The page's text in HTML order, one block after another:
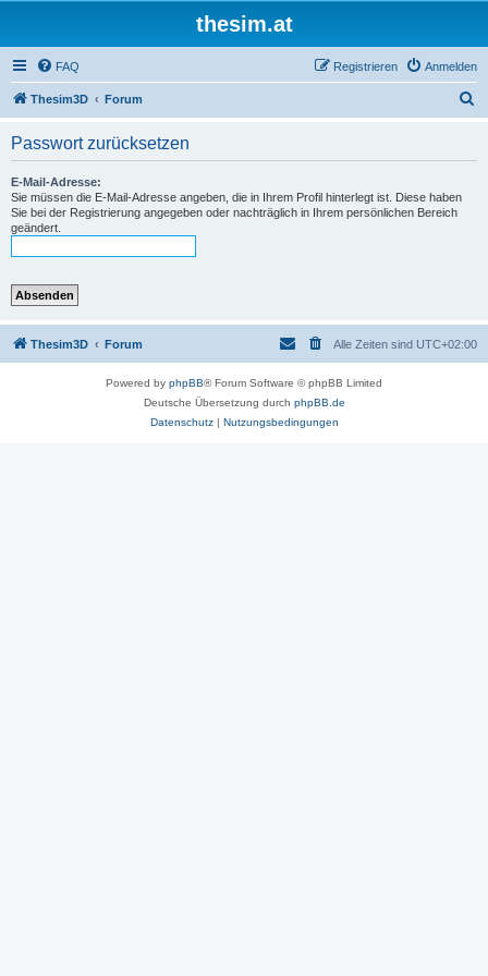
thesim.at
FAQ Anmelden
Registrieren
Thesim3D Forum
Passwort zurücksetzen
E-Mail-Adresse:
Sie müssen die E-Mail-Adresse angeben, die in Ihrem Profil hinterlegt ist. Diese haben
Sie bei der Registrierung angegeben oder nachträglich in Ihrem persönlichen Bereich
geändert.
Thesim3D Forum Alle Zeiten sind UTC+02:00
Powered by phpBB® Forum Software © phpBB Limited
Deutsche Übersetzung durch phpBB.de
Datenschutz| Nutzungsbedingungen